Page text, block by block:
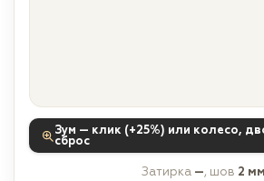
Зум — клик (+25%) или колесо,
сброс
Затирка —, шов 2 мм